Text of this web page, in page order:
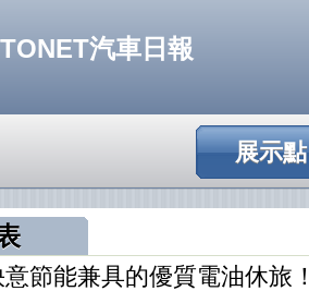
汽車日報
展示點
節能兼具的優質電油休旅